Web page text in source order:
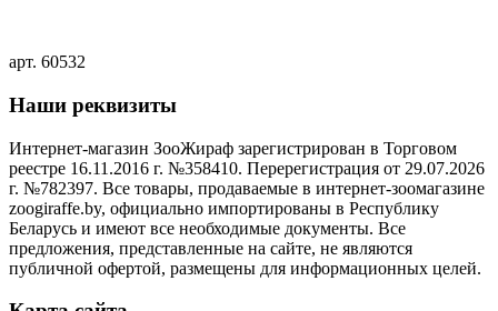
арт. 60532
Наши реквизиты
Интернет-магазин ЗооЖираф зарегистрирован в Торговом
реестре 16.11.2016 г. №358410. Перерегистрация от 29.07.2026
г. №782397. Все товары, продаваемые в интернет-зоомагазине
zoogiraffe.by, официально импортированы в Республику
Беларусь и имеют все необходимые документы. Все
предложения, представленные на сайте, не являются
публичной офертой, размещены для информационных целей.